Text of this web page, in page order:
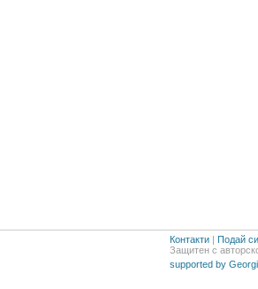
Контакти | Подай
Защитен с
supported by